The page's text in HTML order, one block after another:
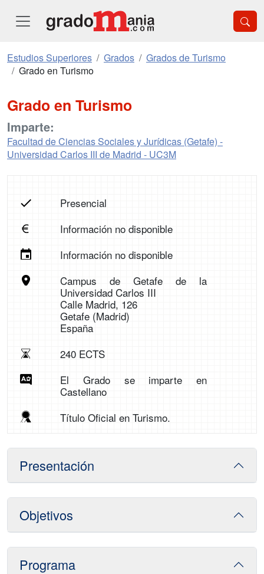
Estudios Superiores Grados
Grados de Turismo
Grado en Turismo
Grado en Turismo
Imparte:
Facultad de Ciencias Sociales y Jurídicas (Getafe) -
Universidad Carlos III de Madrid - UC3M
Presencial
Información no disponible
Información no disponible
Campus de Getafe de la
Universidad Carlos III
Calle Madrid, 126
Getafe (Madrid)
España
240 ECTS
El Grado se imparte en
Castellano
Título Oficial en Turismo.
Presentación
Objetivos
Programa